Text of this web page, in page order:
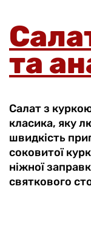
та
Салат з
класика, яку
швидкість
соковитої
ніжної
святкового